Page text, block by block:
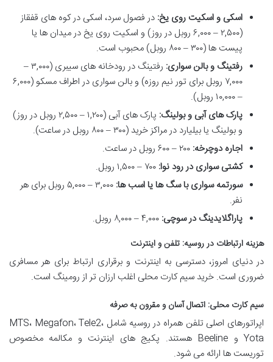
اسکی و اسکیت روی یخ: در فصول سرد، اسکی در کوه های قفقاز
(۲,۵۰۰ – ۶,۰۰۰ روبل در روز) و اسکیت روی یخ در میدان ها یا
پیست ها (۳۰۰ – ۸۰۰ روبل) محبوب است.
رفتینگ و بالن سواری:
رفتینگ در رودخانه های سیبری (۳,۰۰۰ –
۷,۰۰۰ روبل برای تور نیم روزه) و بالن سواری در اطراف مسکو (۶,۰۰۰
– ۱۰,۰۰۰ روبل).
پارک های آبی و بولینگ:
پارک های آبی (۱,۲۰۰ – ۲,۵۰۰ روبل در روز)
و بولینگ یا بیلیارد در مراکز خرید (۳۰۰ – ۸۰۰ روبل در ساعت).
اجاره دوچرخه:
کشتی سواری در رود نوا:
سورتمه سواری با سگ ها یا اسب ها:
۳,۰۰۰ – ۵,۰۰۰ روبل برای هر
نفر.
پاراگلایدینگ در سوچی:
هزینه ارتباطات در روسیه: تلفن و اینترنت
در دنیای امروز، دسترسی به اینترنت و برقراری ارتباط برای هر مسافری
ضروری است. خرید سیم کارت محلی اغلب ارزان تر از رومینگ است.
سیم کارت محلی: اتصال آسان و مقرون به صرفه
اپراتورهای اصلی تلفن همراه در روسیه شامل MTS، Megafon، Tele2،
Yota و Beeline هستند. پکیج های اینترنت و مکالمه مخصوص
توریست ها ارائه می شود.